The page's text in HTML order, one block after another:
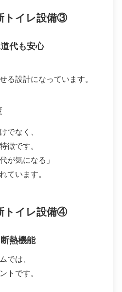
トイレ設備③
代も安心
る設計になっています。
でなく、
徴です。
が気になる」
ています。
トイレ設備④
熱機能
では、
トです。